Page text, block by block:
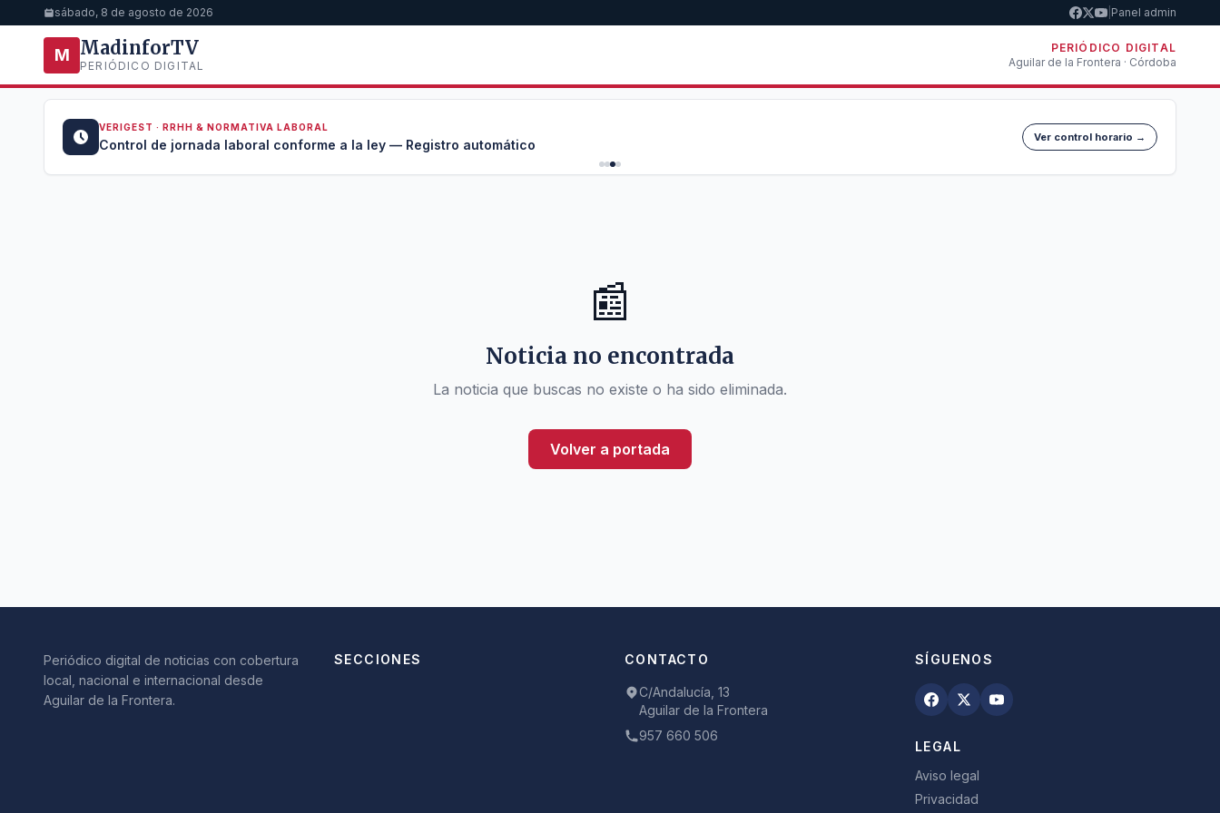
sábado, 8 de agosto de 2026 Panel admin
M MadinforTV
PERIÓDICO DIGITAL
PERIÓDICO DIGITAL
Aguilar de la Frontera · Córdoba
VERIGEST · RRHH & NORMATIVA LABORAL
Control de jornada laboral conforme a la ley — Registro automático Ver control horario →
📰
Noticia no encontrada
La noticia que buscas no existe o ha sido eliminada.
Volver a portada
Periódico digital de noticias con cobertura
local, nacional e internacional desde
Aguilar de la Frontera.
SECCIONES CONTACTO
C/Andalucía, 13
Aguilar de la Frontera
957 660 506
SÍGUENOS
LEGAL
Aviso legal
Privacidad